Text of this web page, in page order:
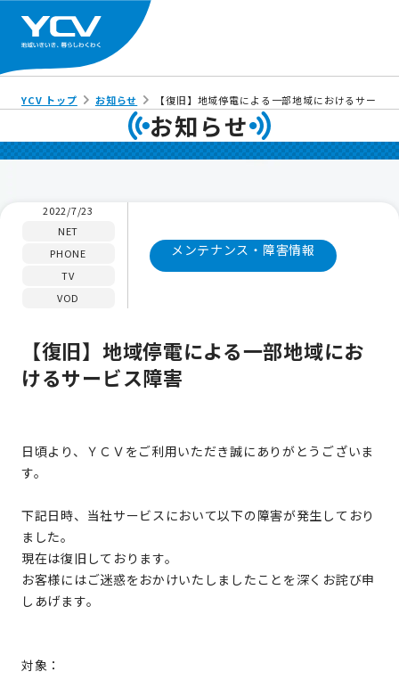
YCV トップ お知らせ 【復旧】地域停電による一部地域におけるサービ
お知らせ
2022/7/23
NET
PHONE
TV
VOD
メンテナンス・障害情報
【復旧】地域停電による一部地域にお
けるサービス障害
日頃より、ＹＣＶをご利用いただき誠にありがとうございま
す。
下記日時、当社サービスにおいて以下の障害が発生しており
ました。
現在は復旧しております。
お客様にはご迷惑をおかけいたしましたことを深くお詫び申
しあげます。
対象：